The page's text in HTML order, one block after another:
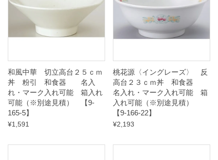
れ
能
箱
入
れ
和風中華 切立高台２５ｃｍ
丼 粉引 和食器 名入
れ・マーク入れ可能 箱入れ
可能（※別途見積） 【9-
165-5】
¥1,591
桃花源〈イングレーズ〉 反
高台２３ｃｍ丼 和食器
名入れ・マーク入れ可能 箱
入れ可能（※別途見積）
【9-166-22】
¥2,193